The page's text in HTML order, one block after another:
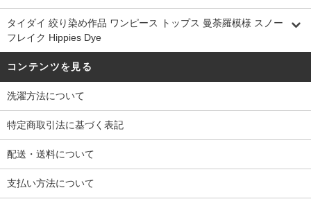
タイダイ 絞り染め作品 ワンピース トップス 曼荼羅模様 スノー
フレイク Hippies Dye
コンテンツを見る
洗濯方法について
特定商取引法に基づく表記
配送・送料について
支払い方法について